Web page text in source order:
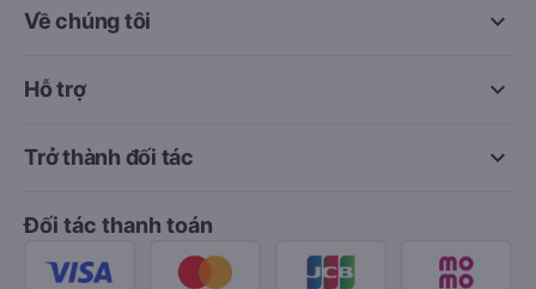
keyboard_arrow_down
Về chúng tôi
keyboard_arrow_down
Hỗ trợ
keyboard_arrow_down
Trở thành đối tác
Đối tác thanh toán